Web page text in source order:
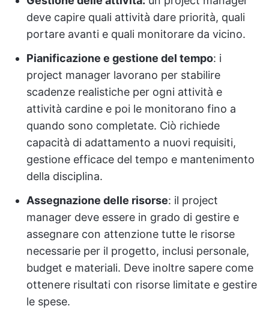
deve capire quali attività dare priorità, quali
portare avanti e quali monitorare da vicino.
Pianificazione e gestione del tempo: i
project manager lavorano per stabilire
scadenze realistiche per ogni attività e
attività cardine e poi le monitorano fino a
quando sono completate. Ciò richiede
capacità di adattamento a nuovi requisiti,
gestione efficace del tempo e mantenimento
della disciplina.
Assegnazione delle risorse: il project
manager deve essere in grado di gestire e
assegnare con attenzione tutte le risorse
necessarie per il progetto, inclusi personale,
budget e materiali. Deve inoltre sapere come
ottenere risultati con risorse limitate e gestire
le spese.